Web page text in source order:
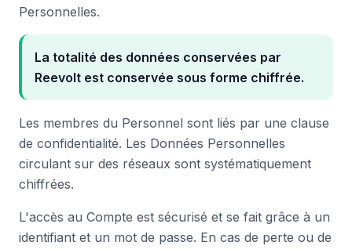
Personnelles.
La totalité des données conservées par
Reevolt est conservée sous forme chiffrée.
Les membres du Personnel sont liés par une clause
de confidentialité. Les Données Personnelles
circulant sur des réseaux sont systématiquement
chiffrées.
L'accès au Compte est sécurisé et se fait grâce à un
identifiant et un mot de passe. En cas de perte ou de